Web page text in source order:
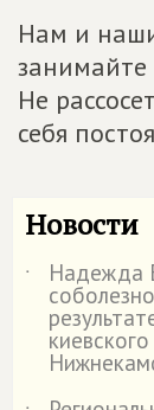
Нам и
занимайте
Не
себя
Новости
˙ Надежда